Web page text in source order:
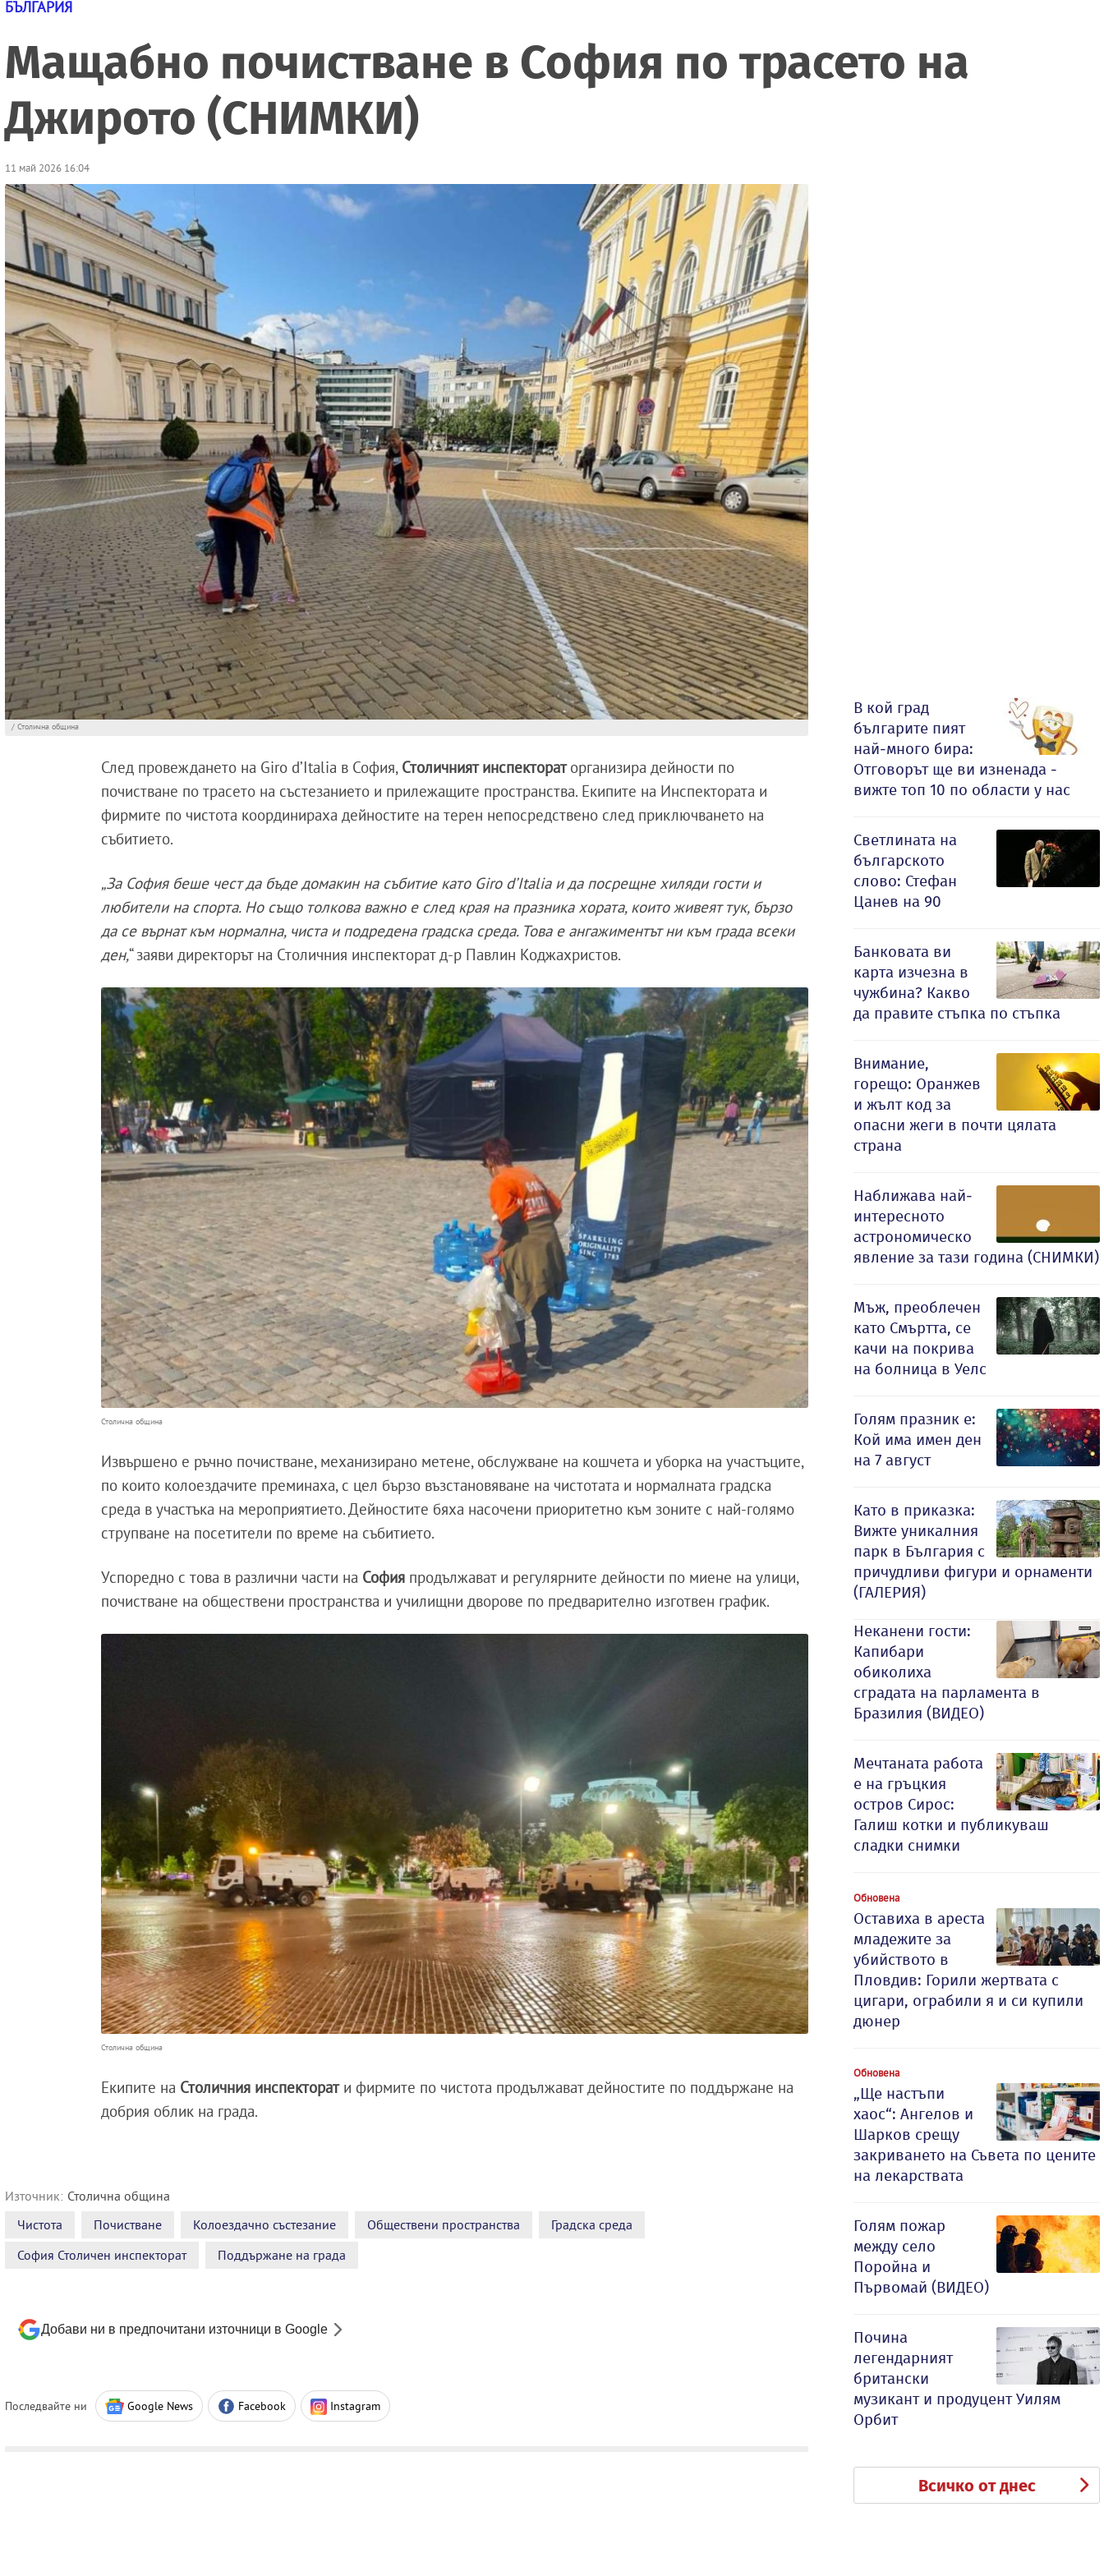
БЪЛГАРИЯ
Мащабно почистване в София по трасето на
Джирото (СНИМКИ)
11 май 2026 16:04
/ Столична община
След провеждането на Giro d’Italia в София, Столичният инспектораторганизира дейности по
почистване по трасето на състезанието и прилежащите пространства. Екипите на Инспектората и
фирмите по чистота координираха дейностите на терен непосредствено след приключването на
събитието.
„За София беше чест да бъде домакин на събитие като Giro d’Italia и да посрещне хиляди гости и
любители на спорта. Но също толкова важно е след края на празника хората, които живеят тук, бързо
да се върнат към нормална, чиста и подредена градска среда. Това е ангажиментът ни към града всеки
ден,“ заяви директорът на Столичния инспекторат д-р Павлин Коджахристов.
Столична община
Извършено е ръчно почистване, механизирано метене, обслужване на кошчета и уборка на участъците,
по които колоездачите преминаха, с цел бързо възстановяване на чистотата и нормалната градска
среда в участъка на мероприятието. Дейностите бяха насочени приоритетно към зоните с най-голямо
струпване на посетители по време на събитието.
Успоредно с това в различни части на София продължават и регулярните дейности по миене на улици,
почистване на обществени пространства и училищни дворове по предварително изготвен график.
Столична община
Екипите на Столичния инспекторати фирмите по чистота продължават дейностите по поддържане на
добрия облик на града.
Източник: Столична община
Чистота
Почистване Колоездачно състезание Обществени пространства
Градска среда
София Столичен инспекторат
Поддържане на града
Добави ни в предпочитани източници в Google
Последвайте ни Google News Facebook Instagram
В кой град
българите пият
най-много бира:
Отговорът ще ви изненада -
вижте топ 10 по области у нас
Светлината на
българското
слово: Стефан
Цанев на 90
Банковата ви
карта изчезна в
чужбина? Какво
да правите стъпка по стъпка
Внимание,
горещо: Оранжев
и жълт код за
опасни жеги в почти цялата
страна
Наближава най-
интересното
астрономическо
явление за тази година (СНИМКИ)
Мъж, преоблечен
като Смъртта, се
качи на покрива
на болница в Уелс
Голям празник е:
Кой има имен ден
на 7 август
Като в приказка:
Вижте уникалния
парк в България с
причудливи фигури и орнаменти
(ГАЛЕРИЯ)
Неканени гости:
Капибари
обиколиха
сградата на парламента в
Бразилия (ВИДЕО)
Мечтаната работа
е на гръцкия
остров Сирос:
Галиш котки и публикуваш
сладки снимки
Обновена
Оставиха в ареста
младежите за
убийството в
Пловдив: Горили жертвата с
цигари, ограбили я и си купили
дюнер
Обновена
„Ще настъпи
хаос“: Ангелов и
Шарков срещу
закриването на Съвета по цените
на лекарствата
Голям пожар
между село
Поройна и
Първомай (ВИДЕО)
Почина
легендарният
британски
музикант и продуцент Уилям
Орбит
Всичко от днес